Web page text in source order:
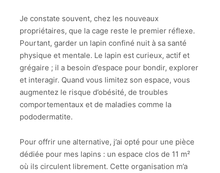
Je constate souvent, chez les nouveaux
propriétaires, que la cage reste le premier réflexe.
Pourtant, garder un lapin confiné nuit à sa santé
physique et mentale. Le lapin est curieux, actif et
grégaire ; il a besoin d’espace pour bondir, explorer
et interagir. Quand vous limitez son espace, vous
augmentez le risque d’obésité, de troubles
comportementaux et de maladies comme la
pododermatite.
Pour offrir une alternative, j’ai opté pour une pièce
dédiée pour mes lapins : un espace clos de 11 m²
où ils circulent librement. Cette organisation m’a